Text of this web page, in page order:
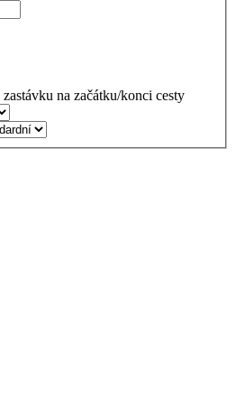
na začátku/konci cesty